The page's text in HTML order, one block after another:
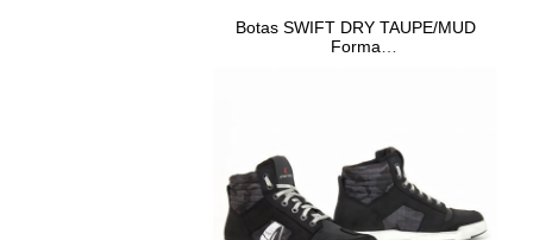
Botas SWIFT DRY TAUPE/MUD
Forma